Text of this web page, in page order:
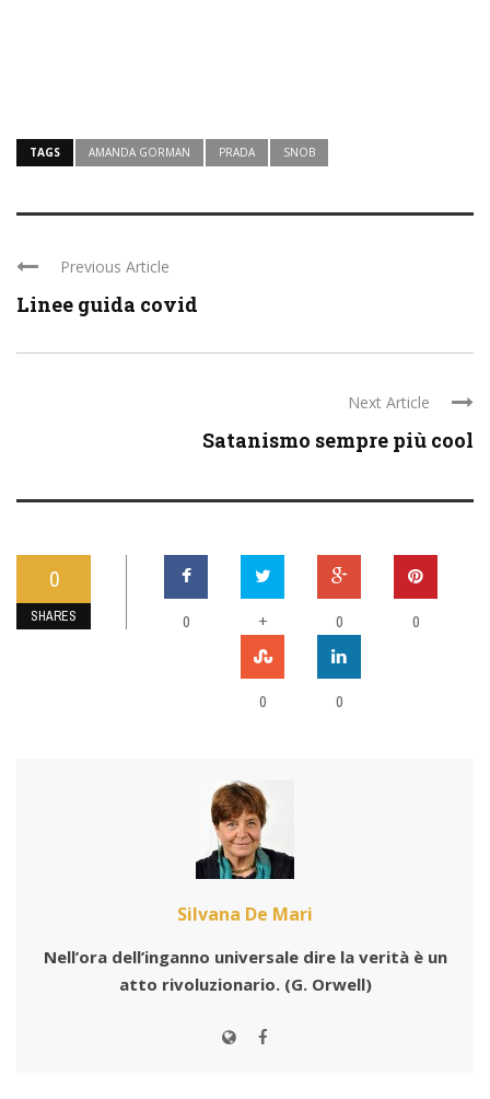
TAGS AMANDA GORMAN PRADA SNOB
Previous Article
Linee guida covid
Next Article
Satanismo sempre più cool
0
SHARES 0 + 0 0
0 0
Silvana De Mari
Nell’ora dell’inganno universale dire la verità è un
atto rivoluzionario. (G. Orwell)